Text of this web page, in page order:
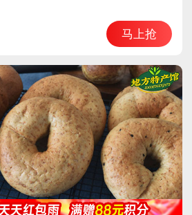
马上抢